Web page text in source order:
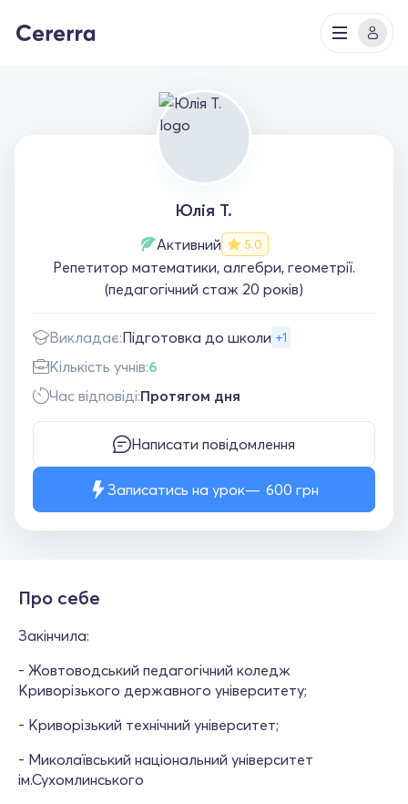
Юлія Т.
Активний 5.0
Репетитор математики, алгебри, геометрії.
(педагогічний стаж 20 років)
Викладає:Підготовка до школи +1
Кількість учнів:6
Час відповіді:Протягом дня
Написати повідомлення
Записатись на урок 600 грн
Про себе
Закінчила:
- Жовтоводський педагогічний коледж
Криворізького державного університету;
- Криворізький технічний університет;
- Миколаївський національний університет
ім.Сухомлинського